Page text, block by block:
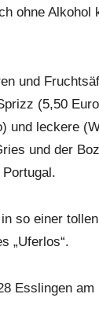
ohne Alkohol
und
(5,50
und leckere
und der
so einer
„Uferlos“.
Esslingen